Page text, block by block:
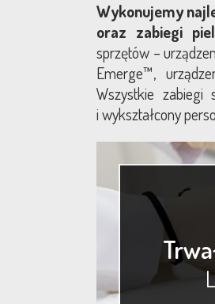
Wykonujemy
oraz zabiegi
sprzętów –
Emerge™,
Wszystkie zabiegi
i wykształcony